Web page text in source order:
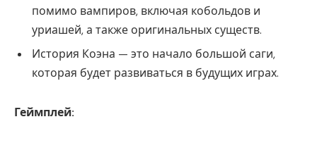
помимо вампиров, включая кобольдов и
уриашей, а также оригинальных существ.
История Коэна — это начало большой саги,
которая будет развиваться в будущих играх.
Геймплей: